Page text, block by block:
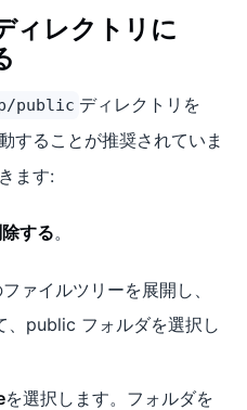
ィレクトリに
public ディレクトリを
することが推奨されていま
ます:
する。
ァイルツリーを展開し、
、public フォルダを選択し
を選択します。フォルダを